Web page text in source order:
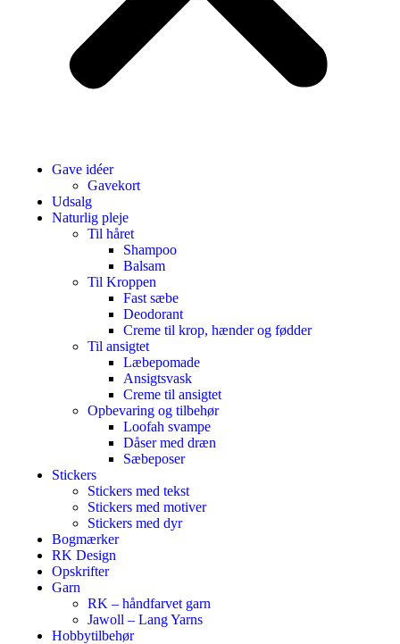
Gave idéer
Gavekort
Udsalg
Naturlig pleje
Til håret
Shampoo
Balsam
Til Kroppen
Fast sæbe
Deodorant
Creme til krop, hænder og fødder
Til ansigtet
Læbepomade
Ansigtsvask
Creme til ansigtet
Opbevaring og tilbehør
Loofah svampe
Dåser med dræn
Sæbeposer
Stickers
Stickers med tekst
Stickers med motiver
Stickers med dyr
Bogmærker
RK Design
Opskrifter
Garn
RK – håndfarvet garn
Jawoll – Lang Yarns
Hobbytilbehør